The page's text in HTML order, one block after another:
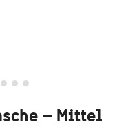
– Mittel